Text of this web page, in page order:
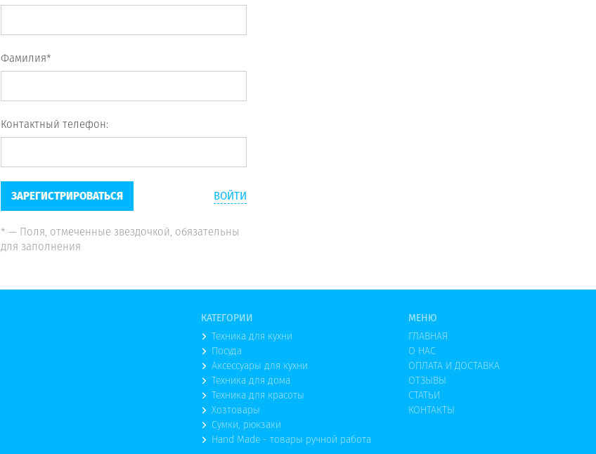
Фамилия*
Контактный телефон:
ЗАРЕГИСТРИРОВАТЬСЯ ВОЙТИ
* — Поля, отмеченные звездочкой, обязательны
для заполнения
КАТЕГОРИИ
Техника для кухни
Посуда
Аксессуары для кухни
Техника для дома
Техника для красоты
Хозтовары
Сумки, рюкзаки
Hand Made - товары ручной работа
МЕНЮ
ГЛАВНАЯ
О НАС
ОПЛАТА И ДОСТАВКА
ОТЗЫВЫ
СТАТЬИ
КОНТАКТЫ